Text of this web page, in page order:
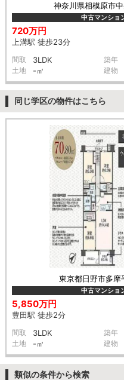
神奈川県相模原市
中古マンショ
720万円
上溝駅 徒歩23分
間取 3LDK 築年
土地 -㎡ 建物
同じ学区の物件はこちら
東京都日野市多摩
中古マンショ
5,850万円
豊田駅 徒歩2分
間取 3LDK 築年
土地 -㎡ 建物
類似の条件から検索